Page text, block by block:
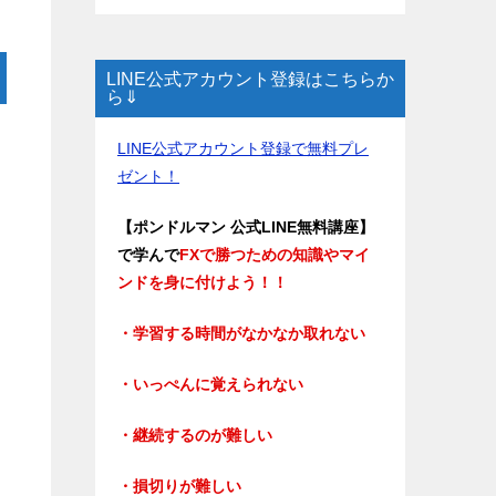
LINE公式アカウント登録はこちらか
ら⇓
LINE公式アカウント登録で無料プレ
ゼント！
【ポンドルマン 公式LINE無料講座】
で学んでFXで勝つための知識やマイ
ンドを身に付けよう！！
・学習する時間がなかなか取れない
・いっぺんに覚えられない
・継続するのが難しい
・損切りが難しい